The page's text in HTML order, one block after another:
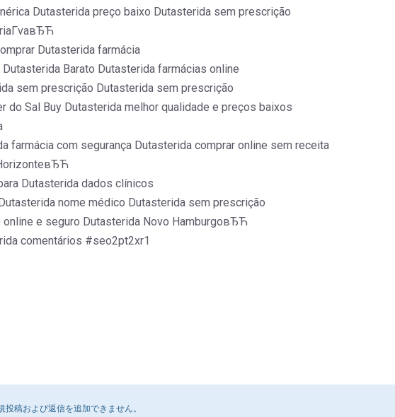
Dutasterida preço baixo Dutasterida sem prescrição
Dutasterida farmácia
Barato Dutasterida farmácias online
sem prescrição Dutasterida sem prescrição
do Sal Buy Dutasterida melhor qualidade e preços baixos
farmácia com segurança Dutasterida comprar online sem receita
Dutasterida dados clínicos
nome médico Dutasterida sem prescrição
online e seguro Dutasterida Novo HamburgoвЂЋ
comentários #seo2pt2xr1
稿および返信を追加できません。